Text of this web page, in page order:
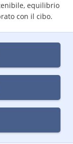
equilibrio
con il cibo.